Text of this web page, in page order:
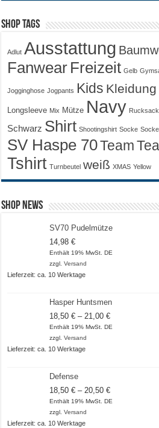
Shop Tags
Adlut Ausstattung
Fanwear Freizeit Gelb
Jogginghose Jogpants Kids Kleidung
Longsleeve Mix Mütze Navy Rucksack
Schwarz Shirt Shootingshirt Socke
SV Haspe 70Team
Tshirt Turnbeutel weiß XMAS Yellow
Shop News
SV70 Pudelmütze
14,98€
Enthält 19% MwSt. DE
zzgl.Versand
Lieferzeit: ca. 10 Werktage
Hasper Huntsmen
18,50€ – 21,00€Preisspanne:
18,50 €
Enthält 19% MwSt. DE
zzgl.Versand
Lieferzeit: ca. 10 Werktage
Defense
18,50€ – 20,50€Preisspanne:
18,50 €
Enthält 19% MwSt. DE
zzgl.Versand
Lieferzeit: ca. 10 Werktage